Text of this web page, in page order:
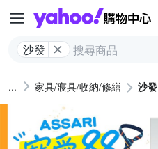
沙發
家具/寢具/收納/修繕 沙發